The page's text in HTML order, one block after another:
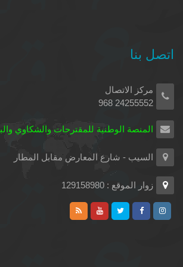
اتصل بنا
مركز الاتصال
24255552 968
المنصة الوطنية للمقترحات والشكاوي
السيب - شارع المعارض مقابل المطار
زوار الموقع : 129158980